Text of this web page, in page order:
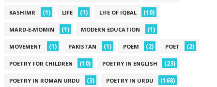
KASHIMR (1) LIFE (1) LIFE OF IQBAL (10)
MARD-E-MOMIN (1) MODERN EDUCATION (1)
MOVEMENT (1) PAKISTAN (1) POEM (2) POET (2)
POETRY FOR CHILDREN (10) POETRY IN ENGLISH (23)
POETRY IN ROMAN URDU (3) POETRY IN URDU (168)